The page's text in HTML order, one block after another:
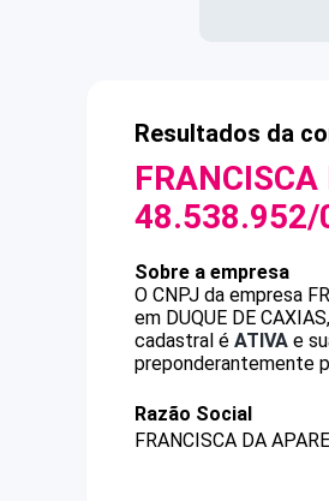
Resultados da
FRANCISCA
48.538.952/
Sobre a empresa
O CNPJ da empresa
em DUQUE DE
cadastral é ATIVA e
preponderantemente
Razão Social
FRANCISCA DA